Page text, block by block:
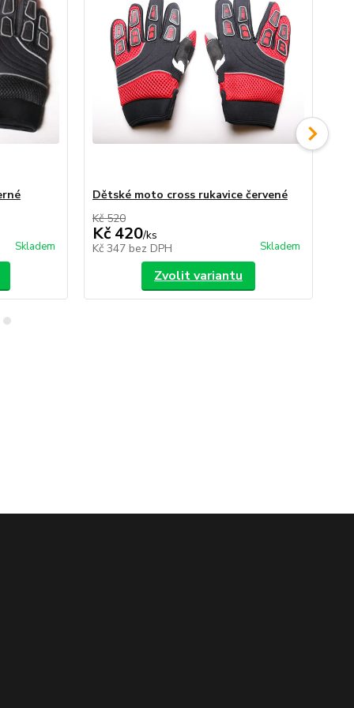
Skladem
Dětské moto cross rukavice červené
Kč 520
Kč 420/ks
Kč 347 bez DPH Skladem
Zvolit variantu